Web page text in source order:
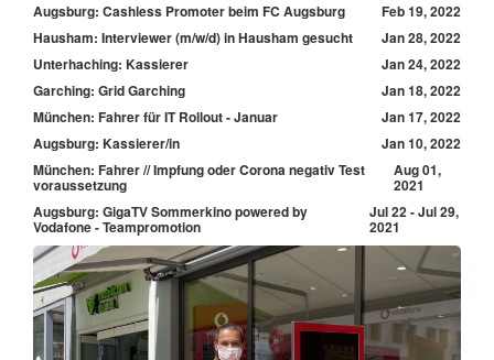
Augsburg: Cashless Promoter beim FC Augsburg
Feb 19, 2022
Hausham: Interviewer (m/w/d) in Hausham gesucht
Jan 28, 2022
Unterhaching: Kassierer
Jan 24, 2022
Garching: Grid Garching
Jan 18, 2022
München: Fahrer für IT Rollout - Januar
Jan 17, 2022
Augsburg: Kassierer/in
Jan 10, 2022
München: Fahrer // Impfung oder Corona negativ Test
voraussetzung
Aug 01,
2021
Augsburg: GigaTV Sommerkino powered by
Vodafone - Teampromotion
Jul 22 - Jul 29,
2021